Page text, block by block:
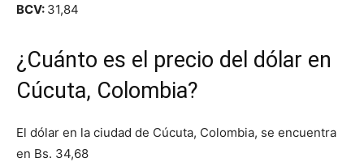
BCV: 31,84
¿Cuánto es el precio del dólar en
Cúcuta, Colombia?
El dólar en la ciudad de Cúcuta, Colombia, se encuentra
en Bs. 34,68